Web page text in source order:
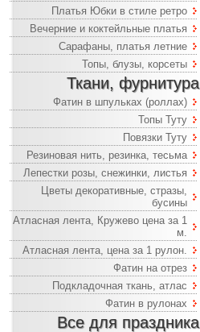
Платья Юбки в стиле ретро
Вечерние и коктейльные платья
Сарафаны, платья летние
Топы, блузы, корсеты
Ткани, фурнитура
Фатин в шпульках (роллах)
Топы Туту
Повязки Туту
Резиновая нить, резинка, тесьма
Лепестки розы, снежинки, листья
Цветы декоративные, стразы,
бусины
Атласная лента, Кружево цена за 1
м.
Атласная лента, цена за 1 рулон.
Фатин на отрез
Подкладочная ткань, атлас
Фатин в рулонах
Все для праздника